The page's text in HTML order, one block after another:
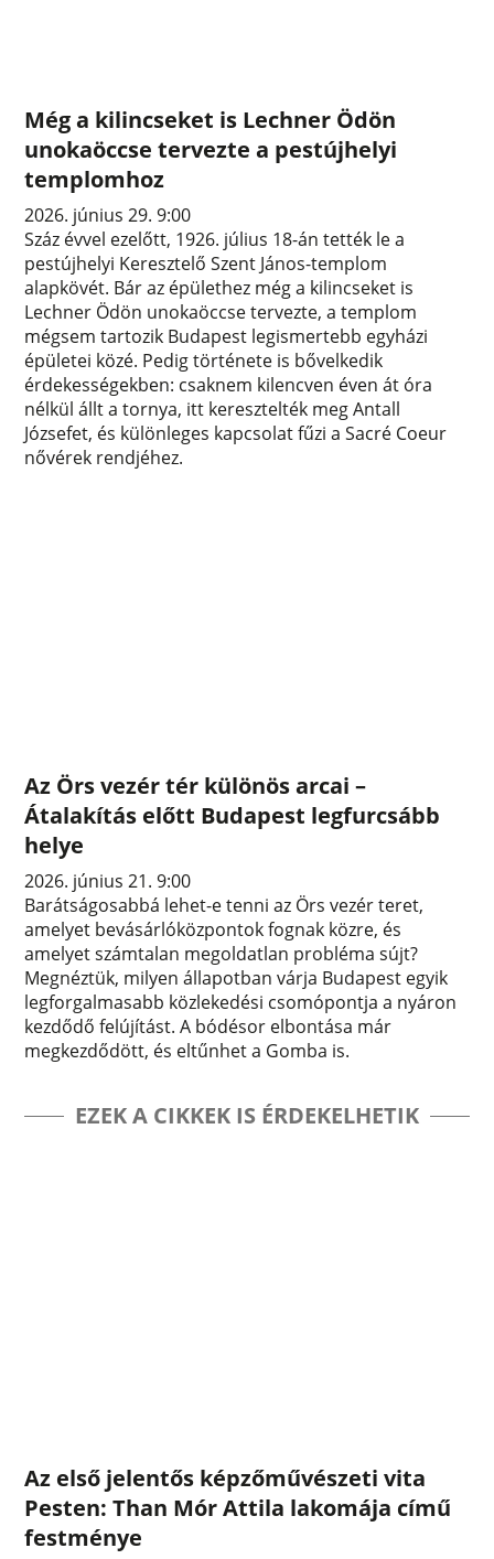
Még a kilincseket is Lechner Ödön
unokaöccse tervezte a pestújhelyi
templomhoz
2026. június 29. 9:00
Száz évvel ezelőtt, 1926. július 18-án tették le a
pestújhelyi Keresztelő Szent János-templom
alapkövét. Bár az épülethez még a kilincseket is
Lechner Ödön unokaöccse tervezte, a templom
mégsem tartozik Budapest legismertebb egyházi
épületei közé. Pedig története is bővelkedik
érdekességekben: csaknem kilencven éven át óra
nélkül állt a tornya, itt keresztelték meg Antall
Józsefet, és különleges kapcsolat fűzi a Sacré Coeur
nővérek rendjéhez.
Az Örs vezér tér különös arcai –
Átalakítás előtt Budapest legfurcsább
helye
2026. június 21. 9:00
Barátságosabbá lehet-e tenni az Örs vezér teret,
amelyet bevásárlóközpontok fognak közre, és
amelyet számtalan megoldatlan probléma sújt?
Megnéztük, milyen állapotban várja Budapest egyik
legforgalmasabb közlekedési csomópontja a nyáron
kezdődő felújítást. A bódésor elbontása már
megkezdődött, és eltűnhet a Gomba is.
EZEK A CIKKEK IS ÉRDEKELHETIK
Az első jelentős képzőművészeti vita
Pesten: Than Mór Attila lakomája című
festménye